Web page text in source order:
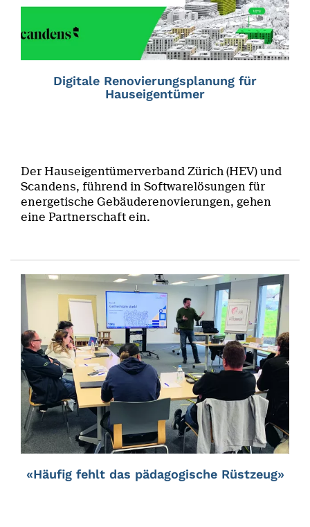
Digitale Renovierungsplanung für
Hauseigentümer
Der Hauseigentümerverband Zürich (HEV) und
Scandens, führend in Softwarelösungen für
energetische Gebäuderenovierungen, gehen
eine Partnerschaft ein.
«Häufig fehlt das pädagogische Rüstzeug»